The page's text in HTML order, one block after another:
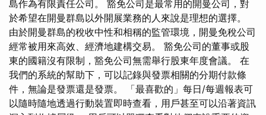
島作為有限責任公司。 豁免公司是最常用的開曼公司，對
於希望在開曼群島以外開展業務的人來說是理想的選擇。
由於開曼群島的稅收中性和相稱的監管環境，開曼免稅公司
經常被用來高效、經濟地建構交易。 豁免公司的董事或股
東的國籍沒有限制，豁免公司無需舉行股東年度會議。 在
我們的系統的幫助下，可以記錄與發票相關的分期付款條
件，無論是發票還是發票。 「最喜歡的」每日/每週報表可
以隨時隨地透過行動裝置即時查看，用戶甚至可以沿著資訊